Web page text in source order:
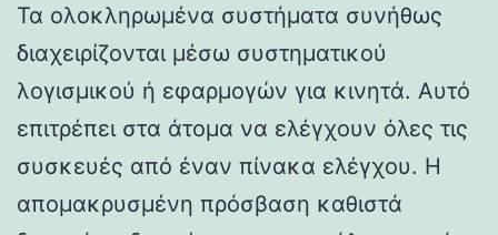
Τα ολοκληρωμένα συστήματα συνήθως
διαχειρίζονται μέσω συστηματικού
λογισμικού ή εφαρμογών για κινητά. Αυτό
επιτρέπει στα άτομα να ελέγχουν όλες τις
συσκευές από έναν πίνακα ελέγχου. Η
απομακρυσμένη πρόσβαση καθιστά